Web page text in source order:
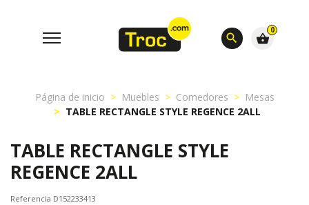
search
0
shopping_basket
Página de inicio Muebles Comedores
Mesas
TABLE RECTANGLE STYLE REGENCE 2ALL
TABLE RECTANGLE STYLE
REGENCE 2ALL
Referencia D152233413